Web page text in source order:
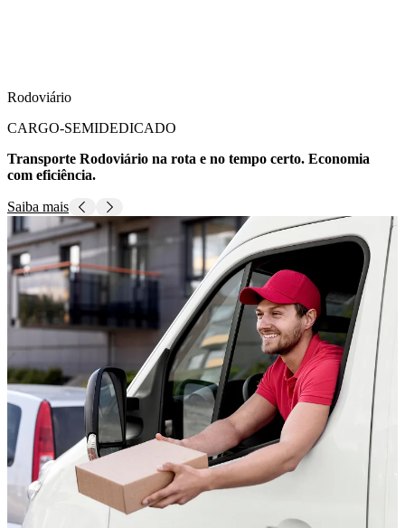
Rodoviário
CARGO-SEMIDEDICADO
Transporte Rodoviário na rota e no tempo certo. Economia
com eficiência.
Saiba mais